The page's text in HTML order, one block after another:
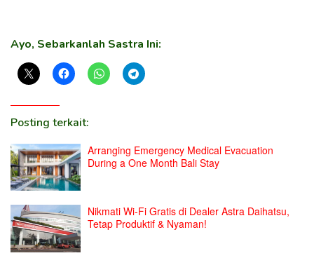
Ayo, Sebarkanlah Sastra Ini:
Posting terkait:
Arranging Emergency Medical Evacuation
During a One Month Bali Stay
Nikmati Wi-Fi Gratis di Dealer Astra Daihatsu,
Tetap Produktif & Nyaman!